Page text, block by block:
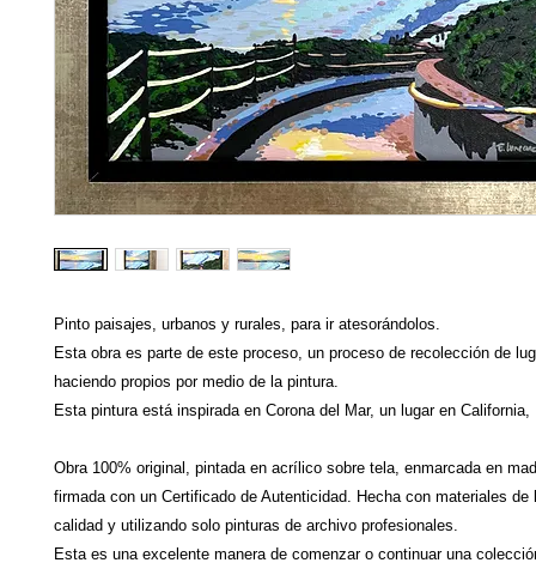
Pinto paisajes, urbanos y rurales, para ir atesorándolos.
Esta obra es parte de este proceso, un proceso de recolección de
haciendo propios por medio de la pintura.
Esta pintura está inspirada en Corona del Mar, un lugar en
Obra 100% original, pintada en acrílico sobre tela, enmarcada en
firmada con un Certificado de Autenticidad. Hecha con materiales de
calidad y utilizando solo pinturas de archivo profesionales.
Esta es una excelente manera de comenzar o continuar una